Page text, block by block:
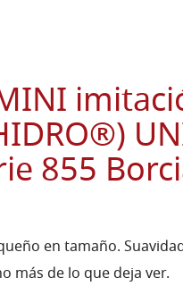
855
en tamaño.
más de lo que deja ver.